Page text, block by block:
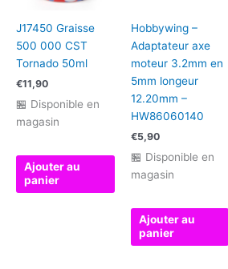
J17450 Graisse
500 000 CST
Tornado 50ml
€11,90
🏪 Disponible en
magasin
Ajouter au
panier
Hobbywing –
Adaptateur axe
moteur 3.2mm en
5mm longeur
12.20mm –
HW86060140
€5,90
🏪 Disponible en
magasin
Ajouter au
panier